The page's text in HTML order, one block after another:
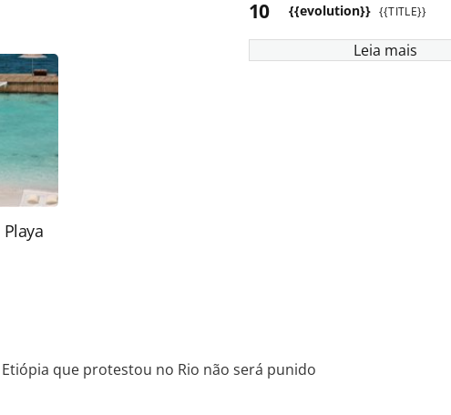
08/atleta-da-etiopia-que-
oferecidas na página.
pela legislação
sem autorização da
{{evolution}} {{TITLE}}
Leia mais
que protestou no Rio não será punido